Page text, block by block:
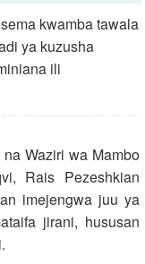
kwamba tawala
ya kuzusha
ili
Waziri wa Mambo
Rais Pezeshkian
imejengwa juu ya
jirani, hususan